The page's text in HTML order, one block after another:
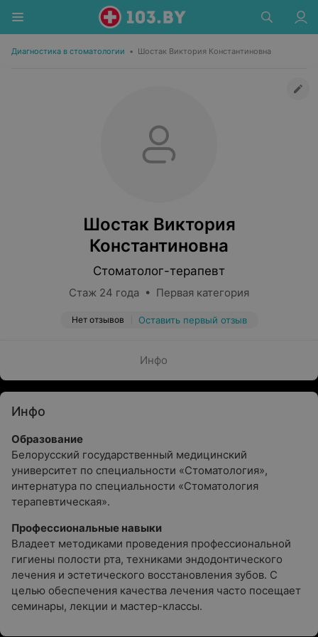
Диагностика в стоматологии • Шостак Виктория Константиновна
Шостак Виктория
Константиновна
Стоматолог-терапевт
Стаж 24 года • Первая категория
Нет отзывов Оставить первый отзыв
Инфо
Инфо
Образование
Белорусский государственный медицинский
университет по специальности «Стоматология»,
интернатура по специальности «Стоматология
терапевтическая».
Профессиональные навыки
Владеет методиками проведения профессиональной
гигиены полости рта, техниками эндодонтического
лечения и эстетического восстановления зубов. С
целью обеспечения качества лечения часто посещает
семинары, лекции и мастер-классы.